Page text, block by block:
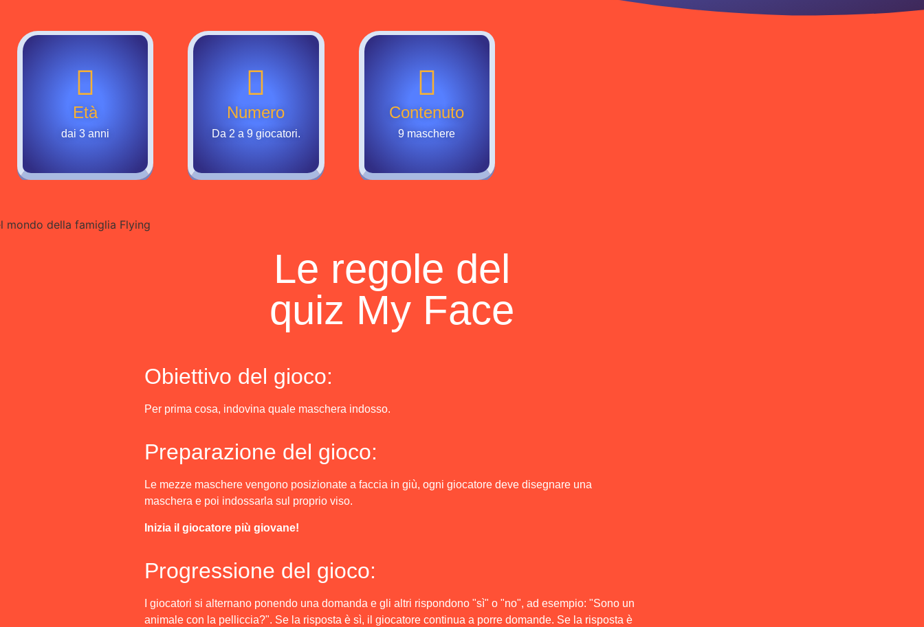
Età
dai 3 anni
Numero
Da 2 a 9 giocatori.
Contenuto
9 maschere
Le regole del
quiz My Face
Obiettivo del gioco:
Per prima cosa, indovina quale maschera indosso.
Preparazione del gioco:
Le mezze maschere vengono posizionate a faccia in giù, ogni giocatore deve disegnare una
maschera e poi indossarla sul proprio viso.
Inizia il giocatore più giovane!
Progressione del gioco:
I giocatori si alternano ponendo una domanda e gli altri rispondono "sì" o "no", ad esempio: "Sono un
animale con la pelliccia?". Se la risposta è sì, il giocatore continua a porre domande. Se la risposta è